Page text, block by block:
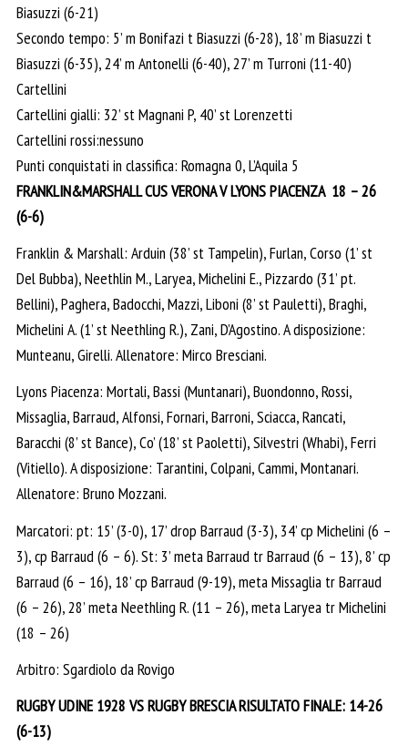
Biasuzzi (6-21)
Secondo tempo: 5’ m Bonifazi t Biasuzzi (6-28), 18’ m Biasuzzi t
Biasuzzi (6-35), 24’ m Antonelli (6-40), 27’ m Turroni (11-40)
Cartellini
Cartellini gialli: 32’ st Magnani P, 40’ st Lorenzetti
Cartellini rossi:nessuno
Punti conquistati in classifica: Romagna 0, L’Aquila 5
FRANKLIN&MARSHALL CUS VERONA V LYONS PIACENZA 18 – 26
(6-6)
Franklin & Marshall: Arduin (38’ st Tampelin), Furlan, Corso (1’ st
Del Bubba), Neethlin M., Laryea, Michelini E., Pizzardo (31’ pt.
Bellini), Paghera, Badocchi, Mazzi, Liboni (8’ st Pauletti), Braghi,
Michelini A. (1’ st Neethling R.), Zani, D’Agostino. A disposizione:
Munteanu, Girelli. Allenatore: Mirco Bresciani.
Lyons Piacenza: Mortali, Bassi (Muntanari), Buondonno, Rossi,
Missaglia, Barraud, Alfonsi, Fornari, Barroni, Sciacca, Rancati,
Baracchi (8’ st Bance), Co’ (18’ st Paoletti), Silvestri (Whabi), Ferri
(Vitiello). A disposizione: Tarantini, Colpani, Cammi, Montanari.
Allenatore: Bruno Mozzani.
Marcatori: pt: 15’ (3-0), 17’ drop Barraud (3-3), 34’ cp Michelini (6 –
3), cp Barraud (6 – 6). St: 3’ meta Barraud tr Barraud (6 – 13), 8’ cp
Barraud (6 – 16), 18’ cp Barraud (9-19), meta Missaglia tr Barraud
(6 – 26), 28’ meta Neethling R. (11 – 26), meta Laryea tr Michelini
(18 – 26)
Arbitro: Sgardiolo da Rovigo
RUGBY UDINE 1928 VS RUGBY BRESCIA RISULTATO FINALE: 14-26
(6-13)